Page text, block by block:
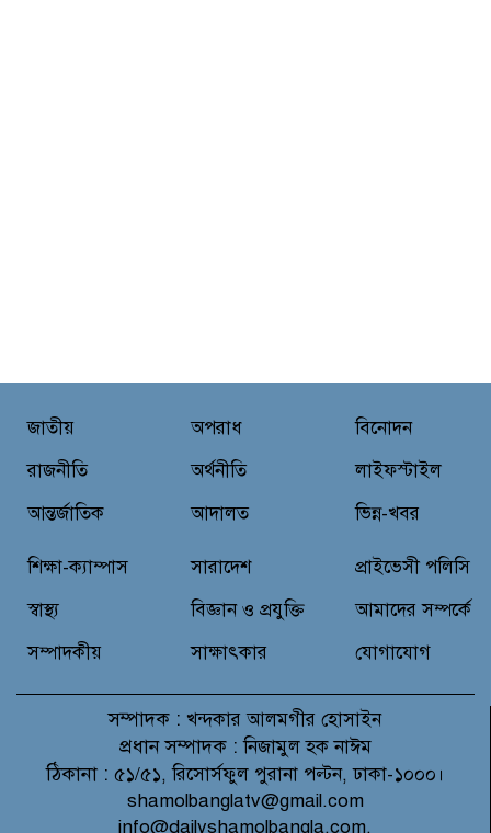
মাগুরার শ্রীপুরে শান্তি-শৃঙ্খলা রক্ষায়
জে.আই. চৌধুরী যুব ফাউন্ডেশনের
বিতরণ
জাতীয়
রাজনীতি
আন্তর্জাতিক
অপরাধ
অর্থনীতি
আদালত
বিনোদন
লাইফস্টাইল
ভিন্ন-খবর
শিক্ষা-ক্যাম্পাস
স্বাস্থ্য
সম্পাদকীয়
সারাদেশ
বিজ্ঞান ও প্রযুক্তি
সাক্ষাৎকার
প্রাইভেসী পলিসি
আমাদের সম্পর্কে
যোগাযোগ
সম্পাদক : খন্দকার আলমগীর হোসাইন
প্রধান সম্পাদক : নিজামুল হক নাঈম
ঠিকানা : ৫১/৫১, রিসোর্সফুল পুরানা পল্টন, ঢাকা-১০০০।
shamolbanglatv@gmail.com
info@dailyshamolbangla.com,